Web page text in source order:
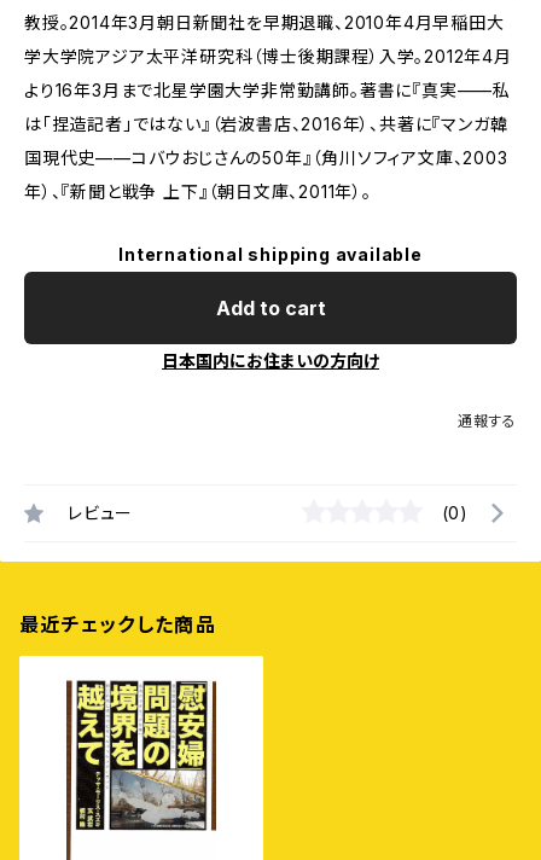
教授。2014年3月朝日新聞社を早期退職、2010年4月早稲田大
学大学院アジア太平洋研究科（博士後期課程）入学。2012年4月
より16年3月まで北星学園大学非常勤講師。著書に『真実——私
は「捏造記者」ではない』（岩波書店、2016年）、共著に『マンガ韓
国現代史——コバウおじさんの50年』（角川ソフィア文庫、2003
年）、『新聞と戦争 上下』（朝日文庫、2011年）。
International shipping available
Add to cart
日本国内にお住まいの方向け
通報する
レビュー (0)
最近チェックした商品